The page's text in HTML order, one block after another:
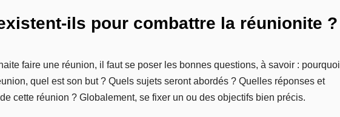
ils pour combattre la réunionite ?
faire une réunion, il faut se poser les bonnes questions, à savoir : pourquoi
quel est son but ? Quels sujets seront abordés ? Quelles réponses et
cette réunion ? Globalement, se fixer un ou des objectifs bien précis.